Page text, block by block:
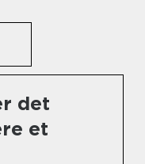
det
et